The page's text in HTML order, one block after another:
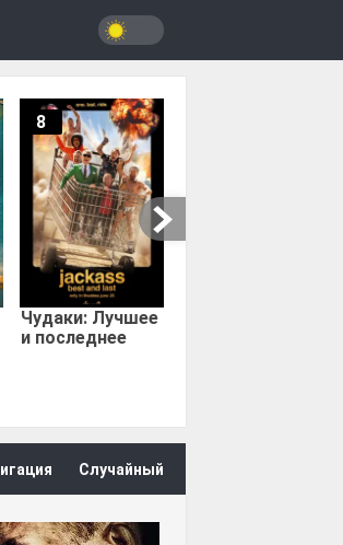
Чудаки: Лучшее
и последнее
8
Случайный